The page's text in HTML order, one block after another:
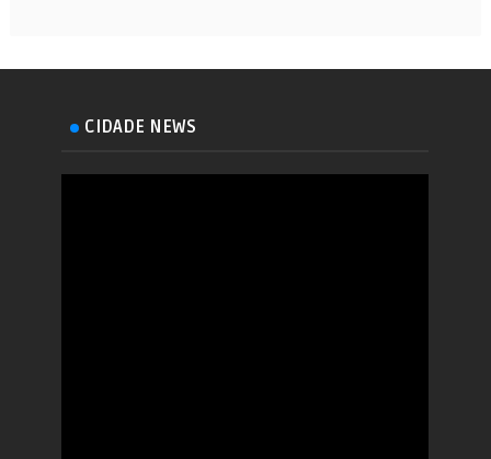
CIDADE NEWS